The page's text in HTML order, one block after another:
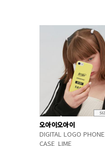
오아이오아이
DIGITAL LOGO PHONE
CASE_LIME